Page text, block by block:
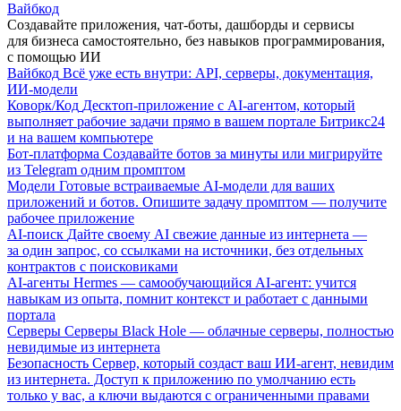
Вайбкод
Создавайте приложения, чат-боты, дашборды и сервисы
для бизнеса самостоятельно, без навыков программирования,
с помощью ИИ
Вайбкод Всё уже есть внутри: API, серверы, документация,
ИИ-модели
Коворк/Код Десктоп-приложение с AI-агентом, который
выполняет рабочие задачи прямо в вашем портале Битрикс24
и на вашем компьютере
Бот-платформа Создавайте ботов за минуты или мигрируйте
из Telegram одним промптом
Модели Готовые встраиваемые AI-модели для ваших
приложений и ботов. Опишите задачу промптом — получите
рабочее приложение
AI-поиск Дайте своему AI свежие данные из интернета —
за один запрос, со ссылками на источники, без отдельных
контрактов с поисковиками
AI-агенты Hermes — самообучающийся AI-агент: учится
навыкам из опыта, помнит контекст и работает с данными
портала
Серверы Серверы Black Hole — облачные серверы, полностью
невидимые из интернета
Безопасность Сервер, который создаст ваш ИИ-агент, невидим
из интернета. Доступ к приложению по умолчанию есть
только у вас, а ключи выдаются с ограниченными правами